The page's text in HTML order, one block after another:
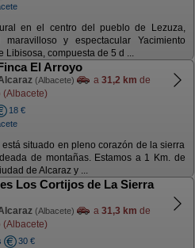
en el centro del pueblo de Lezuza,
y espectacular Yacimiento
Libisosa, compuesta de 5 d ...
El Arroyo
(Albacete) a 31,2 km de
(Albacete)
18 €
está situado en pleno corazón de la sierra
de montañas. Estamos a 1 Km. de
de Alcaraz y ...
Los Cortijos de La Sierra
(Albacete) a 31,3 km de
(Albacete)
30 €